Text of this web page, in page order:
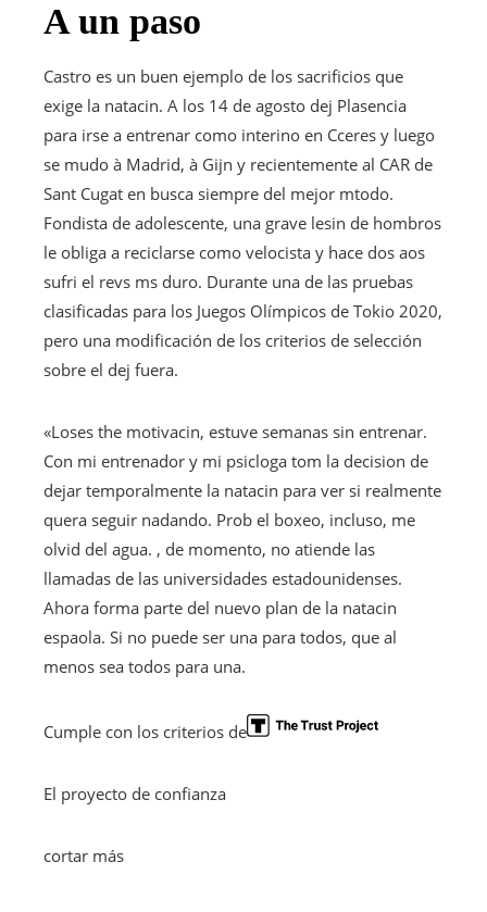
A un paso
Castro es un buen ejemplo de los sacrificios que
exige la natacin. A los 14 de agosto dej Plasencia
para irse a entrenar como interino en Cceres y luego
se mudo à Madrid, à Gijn y recientemente al CAR de
Sant Cugat en busca siempre del mejor mtodo.
Fondista de adolescente, una grave lesin de hombros
le obliga a reciclarse como velocista y hace dos aos
sufri el revs ms duro. Durante una de las pruebas
clasificadas para los Juegos Olímpicos de Tokio 2020,
pero una modificación de los criterios de selección
sobre el dej fuera.
«Loses the motivacin, estuve semanas sin entrenar.
Con mi entrenador y mi psicloga tom la decision de
dejar temporalmente la natacin para ver si realmente
quera seguir nadando. Prob el boxeo, incluso, me
olvid del agua. , de momento, no atiende las
llamadas de las universidades estadounidenses.
Ahora forma parte del nuevo plan de la natacin
espaola. Si no puede ser una para todos, que al
menos sea todos para una.
Cumple con los criterios de
El proyecto de confianza
cortar más